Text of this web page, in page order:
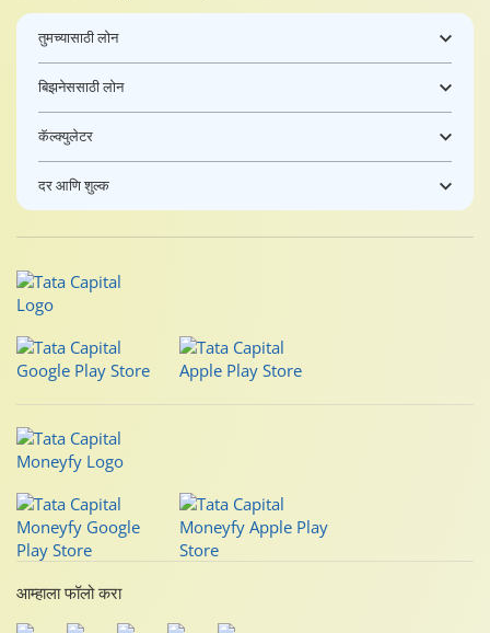
तुमच्यासाठी लोन
बिझनेससाठी लोन
कॅल्क्युलेटर
दर आणि शुल्क
आम्हाला फॉलो करा